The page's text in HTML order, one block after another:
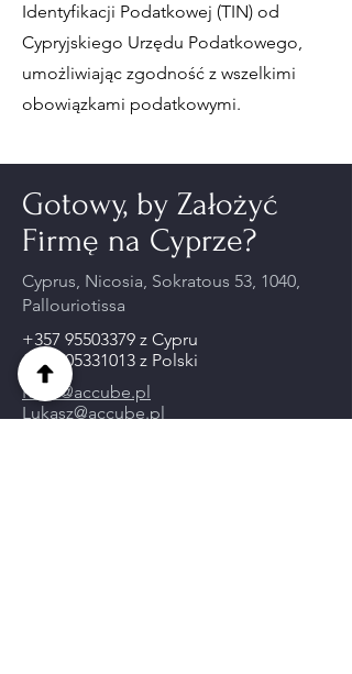
Identyfikacji Podatkowej (TIN) od
Cypryjskiego Urzędu Podatkowego,
umożliwiając zgodność z wszelkimi
obowiązkami podatkowymi.
Gotowy, by Założyć
Firmę na Cyprze?
Cyprus, Nicosia, Sokratous 53, 1040,
Pallouriotissa
+357 95503379 z Cypru
+48 505331013 z Polski
Rafal@accube.pl
Lukasz@accube.pl